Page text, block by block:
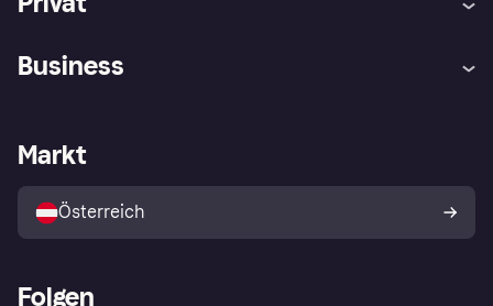
Shops entdecken
Business
Händlerportal
Markt
Österreich
Folgen